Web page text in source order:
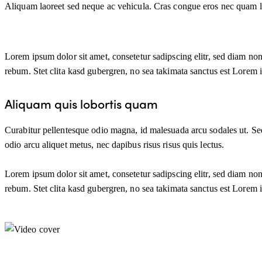
Aliquam laoreet sed neque ac vehicula. Cras congue eros nec
Lorem ipsum dolor sit amet, consetetur sadipscing elitr, sed diam
rebum. Stet clita kasd gubergren, no sea takimata sanctus est Lorem
Aliquam quis lobortis quam
Curabitur pellentesque odio magna, id malesuada arcu sodales ut.
odio arcu aliquet metus, nec dapibus risus risus quis lectus.
Lorem ipsum dolor sit amet, consetetur sadipscing elitr, sed diam
rebum. Stet clita kasd gubergren, no sea takimata sanctus est Lorem